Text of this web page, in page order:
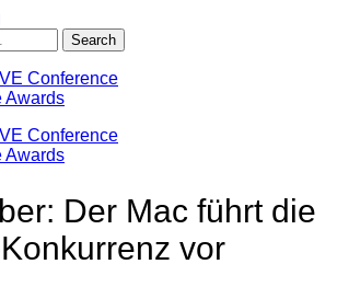
Conference
Awards
Conference
Awards
Der Mac führt die
vor